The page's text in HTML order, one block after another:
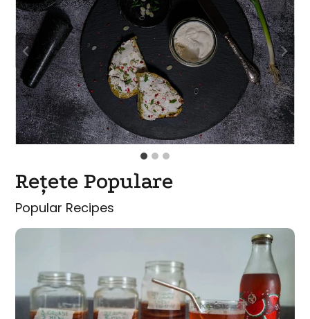
Rețete Populare
Popular Recipes